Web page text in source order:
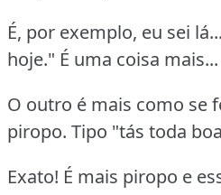
É, por exemplo, eu sei
hoje." É uma coisa mais...
O outro é mais como se
piropo. Tipo "tás toda
Exato! É mais piropo e